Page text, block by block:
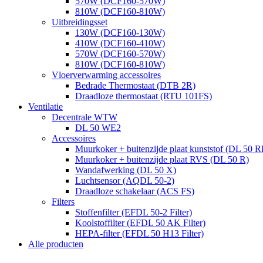
810W (DCF160-810W)
Uitbreidingsset
130W (DCF160-130W)
410W (DCF160-410W)
570W (DCF160-570W)
810W (DCF160-810W)
Vloerverwarming accessoires
Bedrade Thermostaat (DTB 2R)
Draadloze thermostaat (RTU 101FS)
Ventilatie
Decentrale WTW
DL 50 WE2
Accessoires
Muurkoker + buitenzijde plaat kunststof (DL 50
Muurkoker + buitenzijde plaat RVS (DL 50 R)
Wandafwerking (DL 50 X)
Luchtsensor (AQDL 50-2)
Draadloze schakelaar (ACS FS)
Filters
Stoffenfilter (EFDL 50-2 Filter)
Koolstoffilter (EFDL 50 AK Filter)
HEPA-filter (EFDL 50 H13 Filter)
Alle producten